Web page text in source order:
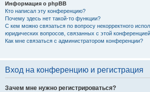
Информация о phpBB
Кто написал эту конференцию?
Почему здесь нет такой-то функции?
С кем можно связаться по вопросу некорректного
юридических вопросов, связанных с этой
Как мне связаться с администратором конференции?
Вход на конференцию и регистрация
Зачем мне нужно регистрироваться?